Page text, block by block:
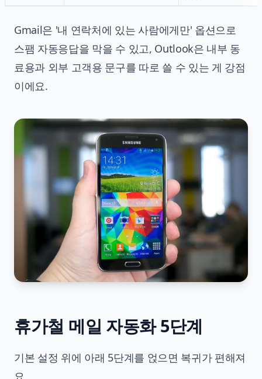
Gmail은 '내 연락처에 있는 사람에게만' 옵션으로
스팸 자동응답을 막을 수 있고, Outlook은 내부 동
료용과 외부 고객용 문구를 따로 쓸 수 있는 게 강점
이에요.
휴가철 메일 자동화 5단계
기본 설정 위에 아래 5단계를 얹으면 복귀가 편해져
요.